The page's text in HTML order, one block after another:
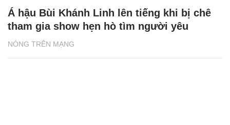
NÓNG TRÊN MẠNG
Á hậu Bùi Khánh Linh lên tiếng khi bị chê
tham gia show hẹn hò tìm người yêu